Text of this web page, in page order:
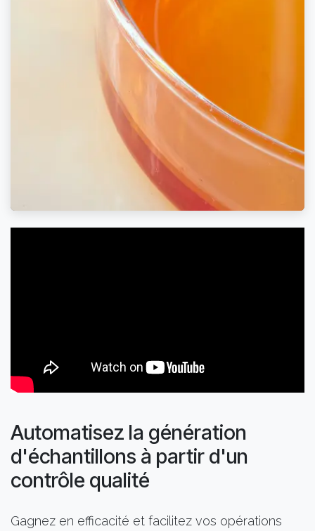
Automatisez la génération
d'échantillons à partir d'un
contrôle qualité
Gagnez en efficacité et facilitez vos opérations